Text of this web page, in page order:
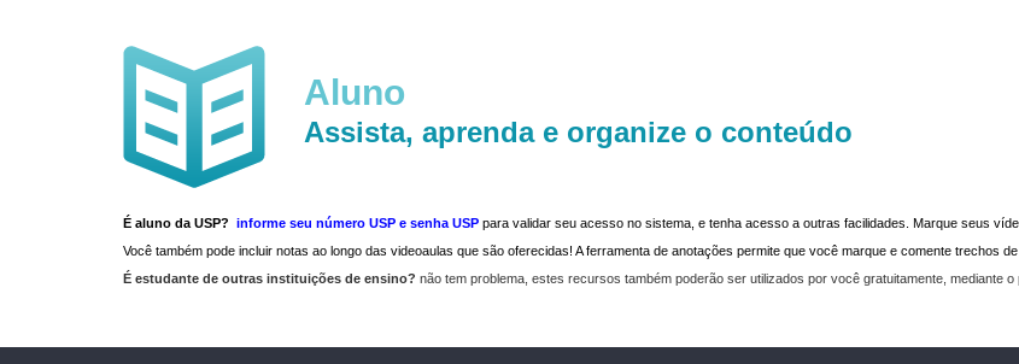
Aluno
Assista, aprenda e organize o conteúdo
É aluno da USP? informe seu número USP e senha USP para validar seu acesso no sistema, e tenha acesso a outras facilidades. Marque seus
Você também pode incluir notas ao longo das videoaulas que são oferecidas! A ferramenta de anotações permite que você marque e comente trechos
É estudante de outras instituições de ensino? não tem problema, estes recursos também poderão ser utilizados por você gratuitamente, mediante o